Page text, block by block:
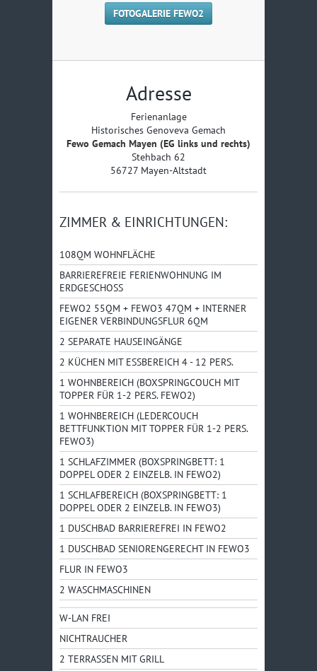
FOTOGALERIE FEWO2
Adresse
Ferienanlage
Historisches Genoveva Gemach
Fewo Gemach Mayen (EG links und rechts)
Stehbach 62
56727 Mayen-Altstadt
ZIMMER & EINRICHTUNGEN:
108QM WOHNFLÄCHE
BARRIEREFREIE FERIENWOHNUNG IM
ERDGESCHOSS
FEWO2 55QM + FEWO3 47QM + INTERNER
EIGENER VERBINDUNGSFLUR 6QM
2 SEPARATE HAUSEINGÄNGE
2 KÜCHEN MIT ESSBEREICH 4 - 12 PERS.
1 WOHNBEREICH (BOXSPRINGCOUCH MIT
TOPPER FÜR 1-2 PERS. FEWO2)
1 WOHNBEREICH (LEDERCOUCH
BETTFUNKTION MIT TOPPER FÜR 1-2 PERS.
FEWO3)
1 SCHLAFZIMMER (BOXSPRINGBETT: 1
DOPPEL ODER 2 EINZELB. IN FEWO2)
1 SCHLAFBEREICH (BOXSPRINGBETT: 1
DOPPEL ODER 2 EINZELB. IN FEWO3)
1 DUSCHBAD BARRIEREFREI IN FEWO2
1 DUSCHBAD SENIORENGERECHT IN FEWO3
FLUR IN FEWO3
2 WASCHMASCHINEN
W-LAN FREI
NICHTRAUCHER
2 TERRASSEN MIT GRILL